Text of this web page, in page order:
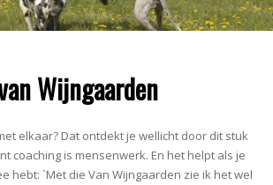
Wijngaarden
elkaar? Dat ontdekt je wellicht door dit stuk
coaching is mensenwerk. En het helpt als je
hebt: `Met die Van Wijngaarden zie ik het wel